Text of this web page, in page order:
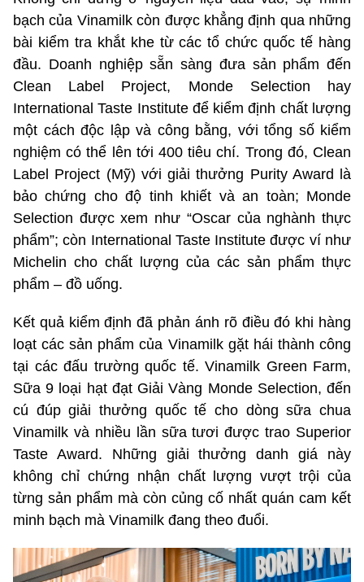
bạch của Vinamilk còn được khẳng định qua những
bài kiểm tra khắt khe từ các tổ chức quốc tế hàng
đầu. Doanh nghiệp sẵn sàng đưa sản phẩm đến
Clean Label Project, Monde Selection hay
International Taste Institute để kiểm định chất lượng
một cách độc lập và công bằng, với tổng số kiểm
nghiệm có thể lên tới 400 tiêu chí. Trong đó, Clean
Label Project (Mỹ) với giải thưởng Purity Award là
bảo chứng cho độ tinh khiết và an toàn; Monde
Selection được xem như “Oscar của nghành thực
phẩm”; còn International Taste Institute được ví như
Michelin cho chất lượng của các sản phẩm thực
phẩm – đồ uống.
Kết quả kiểm định đã phản ánh rõ điều đó khi hàng
loạt các sản phẩm của Vinamilk gặt hái thành công
tại các đấu trường quốc tế. Vinamilk Green Farm,
Sữa 9 loại hạt đạt Giải Vàng Monde Selection, đến
cú đúp giải thưởng quốc tế cho dòng sữa chua
Vinamilk và nhiều lần sữa tươi được trao Superior
Taste Award. Những giải thưởng danh giá này
không chỉ chứng nhận chất lượng vượt trội của
từng sản phẩm mà còn củng cố nhất quán cam kết
minh bạch mà Vinamilk đang theo đuổi.